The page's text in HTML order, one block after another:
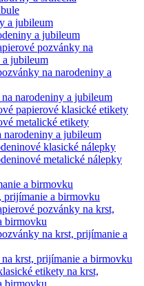
a jubileum
a jubileum
pozvánky na
a jubileum
na narodeniny a
narodeniny a jubileum
papierové klasické etikety
metalické etikety
narodeniny a jubileum
klasické nálepky
metalické nálepky
a birmovku
prijímanie a birmovku
pozvánky na krst,
birmovku
na krst, prijímanie a
krst, prijímanie a birmovku
etikety na krst,
birmovku